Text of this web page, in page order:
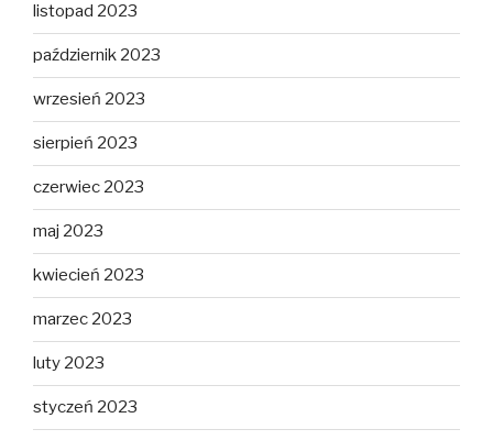
listopad 2023
październik 2023
wrzesień 2023
sierpień 2023
czerwiec 2023
maj 2023
kwiecień 2023
marzec 2023
luty 2023
styczeń 2023